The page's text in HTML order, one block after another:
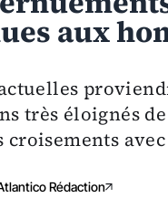
aux
très éloignés
Rédaction